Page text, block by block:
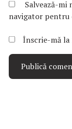
Salvează-mi
navigator pentru
Înscrie-mă